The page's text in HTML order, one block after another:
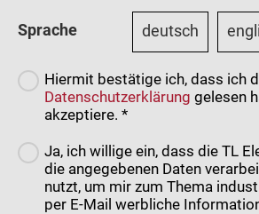
Sprache deutsch
Hiermit bestätige ich, dass ich
Datenschutzerklärung gelesen
akzeptiere. *
Ja, ich willige ein, dass die TL
die angegebenen Daten
nutzt, um mir zum Thema
per E-Mail werbliche